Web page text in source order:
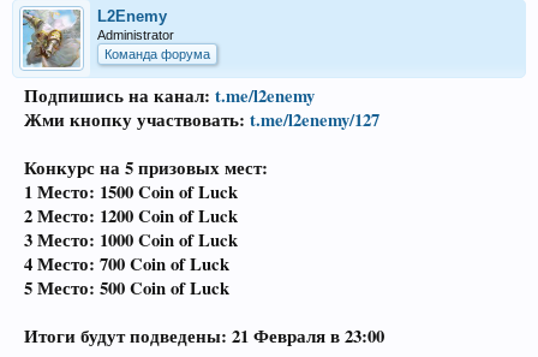
L2Enemy
Administrator
Команда форума
Подпишись на канал: t.me/l2enemy
Жми кнопку участвовать: t.me/l2enemy/127
Конкурс на 5 призовых мест:
1 Место: 1500 Coin of Luck
2 Место: 1200 Coin of Luck
3 Место: 1000 Coin of Luck
4 Место: 700 Coin of Luck
5 Место: 500 Coin of Luck
Итоги будут подведены: 21 Февраля в 23:00